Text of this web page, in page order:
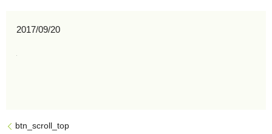
2017/09/20
btn_scroll_top